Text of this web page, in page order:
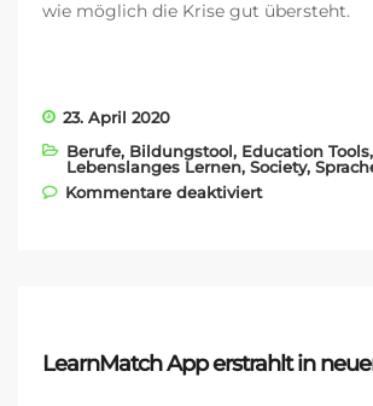
wie möglich die Krise gut übersteht.
23. April 2020
Berufe, Bildungstool, Education Tools,
Lebenslanges Lernen, Society,
Kommentare deaktiviertfür
LearnMatch App erstrahlt in